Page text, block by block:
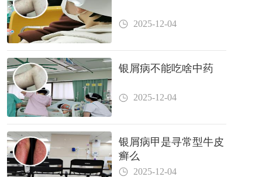
2025-12-04
银屑病不能吃啥中药
2025-12-04
银屑病甲是寻常型牛皮
癣么
2025-12-04